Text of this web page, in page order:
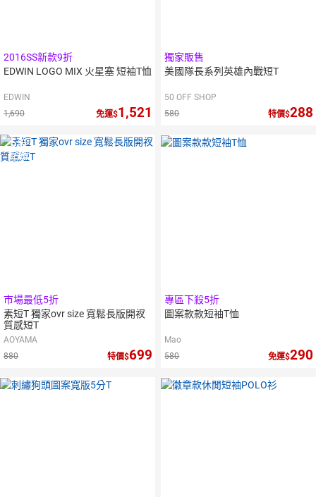
2016SS新款9折
EDWIN LOGO MIX 火星塞 短袖T恤
EDWIN
1,690
免運 1,521
獨家販售
美國隊長系列英雄內戰短T
50 OFF SHOP
580
特價 288
5倍
點數
市場最低5折
素短T 獨家ovr size 寬鬆長版開衩
質感短T
AOYAMA
880
特價 699
專區下殺5折
圖案款款短袖T恤
Mao
580
免運 290